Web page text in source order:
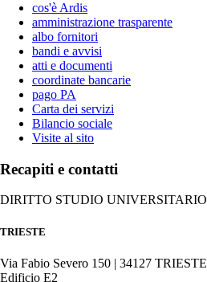
cos'è Ardis
amministrazione trasparente
albo fornitori
bandi e avvisi
atti e documenti
coordinate bancarie
pago PA
Carta dei servizi
Bilancio sociale
Visite al sito
Recapiti e contatti
DIRITTO STUDIO UNIVERSITARIO
TRIESTE
Via Fabio Severo 150 | 34127 TRIESTE
Edificio E2